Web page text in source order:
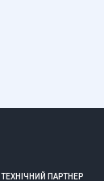
ТЕХНІЧНИЙ ПАРТНЕР